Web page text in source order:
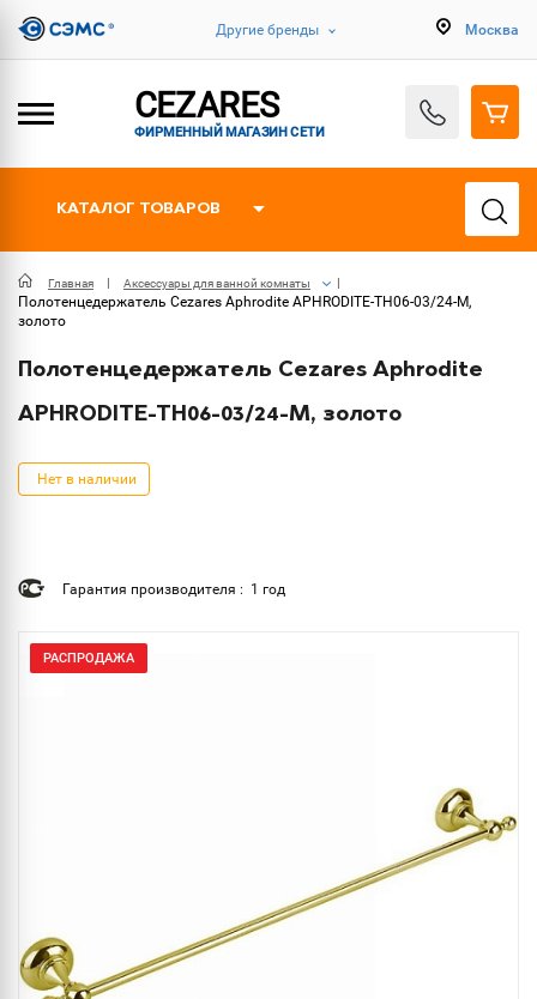
Другие бренды Москва
CEZARES
ФИРМЕННЫЙ МАГАЗИН СЕТИ
КАТАЛОГ ТОВАРОВ
Главная Аксессуары для ванной комнаты
Полотенцедержатель Cezares Aphrodite APHRODITE-TH06-03/24-M,
золото
Полотенцедержатель Cezares Aphrodite
APHRODITE-TH06-03/24-M, золото
Нет в наличии
Гарантия производителя : 1 год
РАСПРОДАЖА